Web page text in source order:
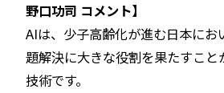
野口功司 コメント】
AIは、少子高齢化が進む日本にお
題解決に大きな役割を果たすこと
技術です。